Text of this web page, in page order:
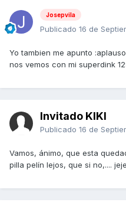
Josepvila
Publicado 16 de
Yo tambien me apunto
nos vemos con mi superdink
Invitado KIKI
Publicado 16 de
Vamos, ánimo, que esta
pilla pelín lejos, que si no,....